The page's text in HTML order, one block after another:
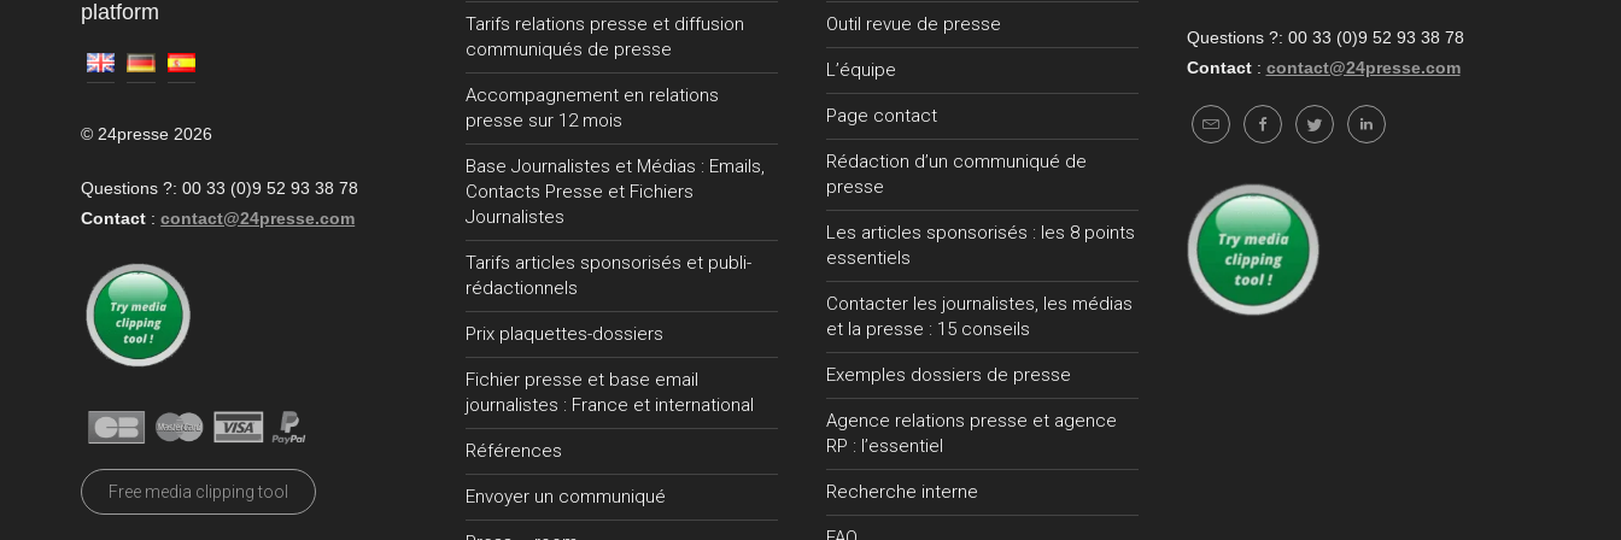
platform
© 24presse 2026
Questions ?: 00 33 (0)9 52 93 38 78
Contact : contact@24presse.com
Free media clipping tool
Tarifs relations presse et diffusion
communiqués de presse
Accompagnement en relations
presse sur 12 mois
Base Journalistes et Médias : Emails,
Contacts Presse et Fichiers
Journalistes
Tarifs articles sponsorisés et publi-
rédactionnels
Prix plaquettes-dossiers
Fichier presse et base email
journalistes : France et international
Références
Envoyer un communiqué
Outil revue de presse
L’équipe
Page contact
Rédaction d’un communiqué de
presse
Les articles sponsorisés : les 8 points
essentiels
Contacter les journalistes, les médias
et la presse : 15 conseils
Exemples dossiers de presse
Agence relations presse et agence
RP : l’essentiel
Recherche interne
Questions ?: 00 33 (0)9 52 93 38 78
Contact : contact@24presse.com